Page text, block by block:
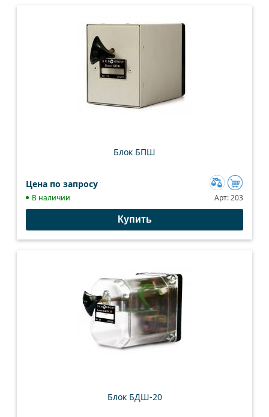
Блок БПШ
Цена по запросу
Добавить
к
В наличии Арт:203
Купить
Блок БДШ-20